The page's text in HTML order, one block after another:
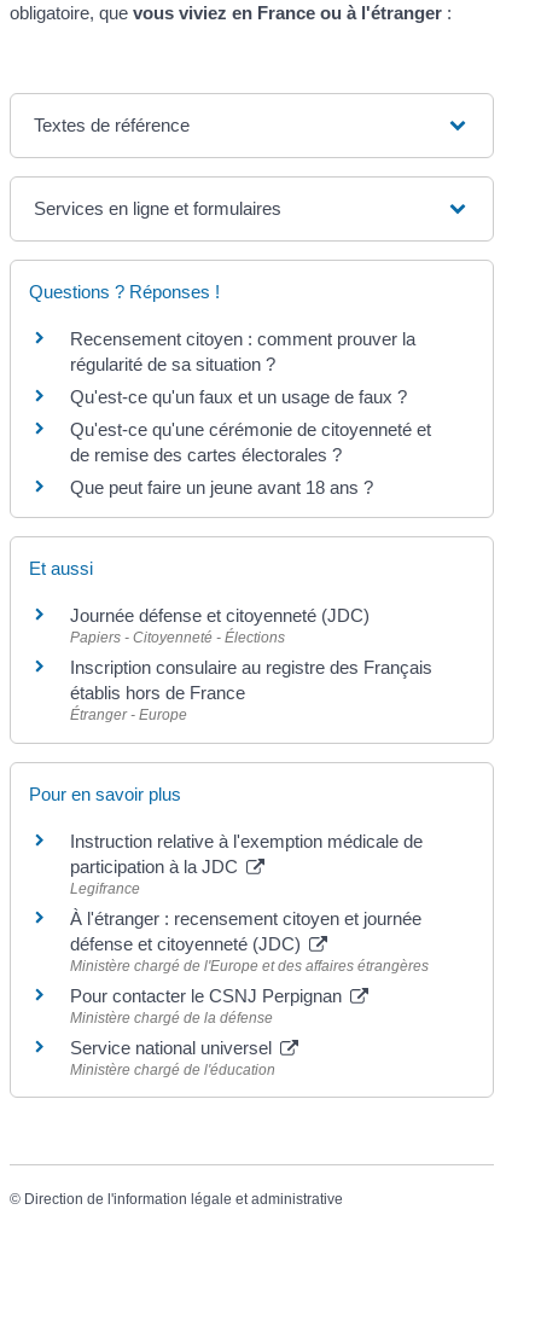
obligatoire, quevous viviez en France ou à l'étranger :
Textes de référence
Services en ligne et formulaires
Questions ? Réponses !
Recensement citoyen : comment prouver la
régularité de sa situation ?
Qu'est-ce qu'un faux et un usage de faux ?
Qu'est-ce qu'une cérémonie de citoyenneté et
de remise des cartes électorales ?
Que peut faire un jeune avant 18 ans ?
Et aussi
Journée défense et citoyenneté (JDC)
Papiers - Citoyenneté - Élections
Inscription consulaire au registre des Français
établis hors de France
Étranger - Europe
Pour en savoir plus
Instruction relative à l'exemption médicale de
participation à la JDC
Legifrance
À l'étranger : recensement citoyen et journée
défense et citoyenneté (JDC)
Ministère chargé de l'Europe et des affaires étrangères
Pour contacter le CSNJ Perpignan
Ministère chargé de la défense
Service national universel
Ministère chargé de l'éducation
© Direction de l'information légale et administrative